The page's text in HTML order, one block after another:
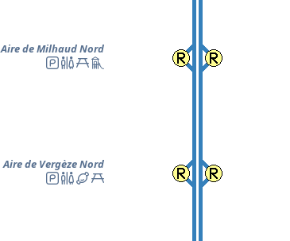
Aire de Milhaud Nord
Aire de Vergèze Nord